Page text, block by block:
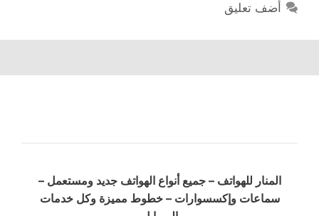
أضف تعليق
المنار للهواتف – جميع أنواع الهواتف جديد ومستعمل –
سماعات وإكسسوارات – خطوط مميزة وكل خدمات